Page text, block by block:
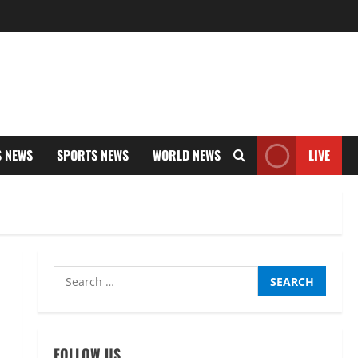
SPORTS NEWS WORLD NEWS LIVE
Search
for: